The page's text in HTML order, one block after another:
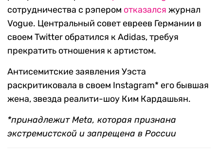
сотрудничества с рэпером отказался журнал
Vogue. Центральный совет евреев Германии в
своем Twitter обратился к Adidas, требуя
прекратить отношения к артистом.
Антисемитские заявления Уэста
раскритиковала в своем Instagram* его бывшая
жена, звезда реалити-шоу Ким Кардашьян.
*принадлежит Meta, которая признана
экстремистской и запрещена в России